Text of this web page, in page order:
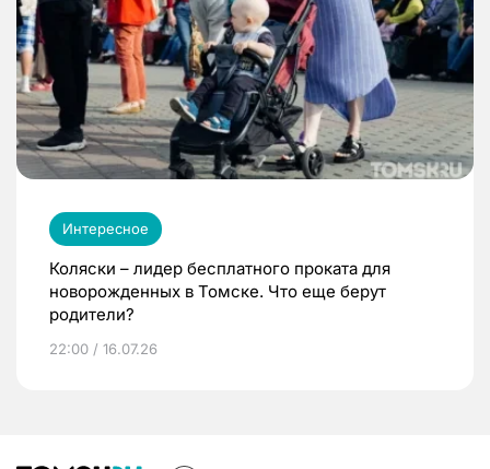
Интересное
Коляски – лидер бесплатного проката для
новорожденных в Томске. Что еще берут
родители?
22:00 / 16.07.26